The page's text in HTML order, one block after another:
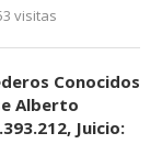
visitas
Conocidos
Alberto
Juicio: